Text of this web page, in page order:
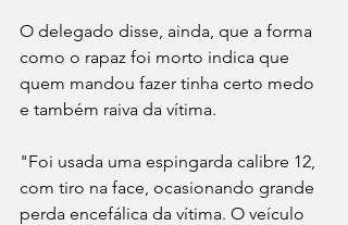
O delegado disse, ainda, que a forma
como o rapaz foi morto indica que
quem mandou fazer tinha certo medo
e também raiva da vítima.
"Foi usada uma espingarda calibre 12,
com tiro na face, ocasionando grande
perda encefálica da vítima. O veículo